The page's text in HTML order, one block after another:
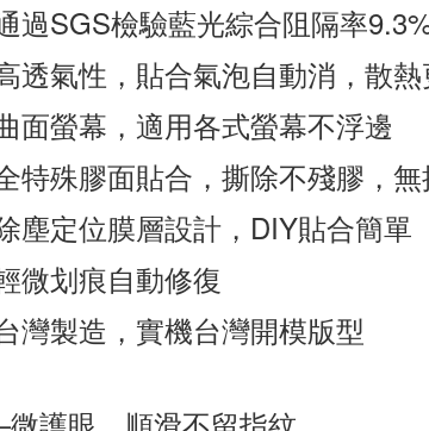
過SGS檢驗藍光綜合阻隔率
透氣性，貼合氣泡自動消，散
面螢幕，適用各式螢幕不浮邊
特殊膠面貼合，撕除不殘膠，
塵定位膜層設計，DIY貼合簡單
微划痕自動修復
灣製造，實機台灣開模版型